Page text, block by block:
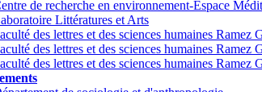
de recherche en environnement-Espace
Littératures et Arts
des lettres et des sciences humaines
des lettres et des sciences humaines
des lettres et des sciences humaines